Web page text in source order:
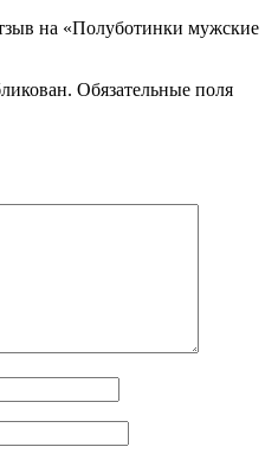
на «Полуботинки мужские
Обязательные поля